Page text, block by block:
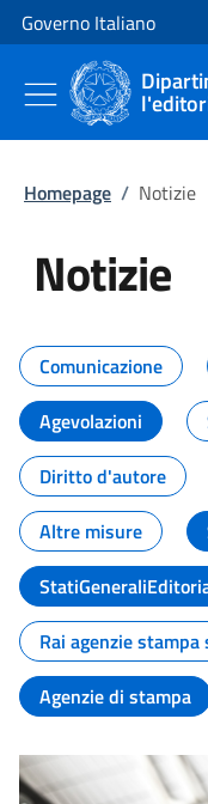
Vai al contenuto
Vai alla navigazione del
Governo Italiano
Homepage / Notizie
Notizie
Tutti i
Comunicazione
Agevolazioni
Diritto d'autore
Altre misure
Rai agenzie stampa
Agenzie di stampa